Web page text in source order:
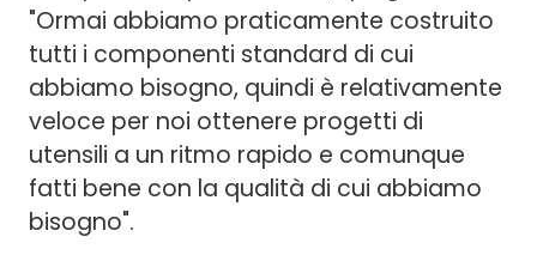
"Ormai abbiamo praticamente costruito
tutti i componenti standard di cui
abbiamo bisogno, quindi è relativamente
veloce per noi ottenere progetti di
utensili a un ritmo rapido e comunque
fatti bene con la qualità di cui abbiamo
bisogno".